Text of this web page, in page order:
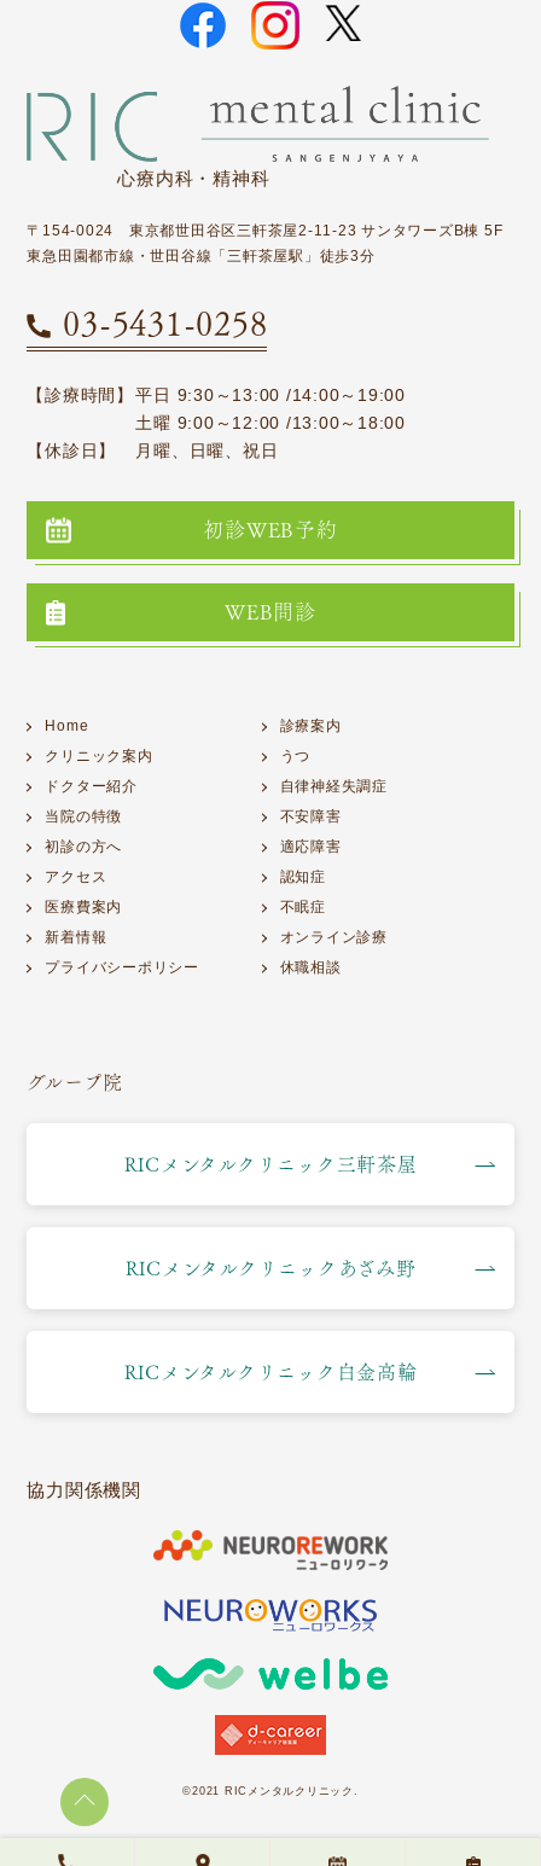
心療内科・精神科
〒154-0024 東京都世田谷区三軒茶屋2-11-23 サンタワーズB棟 5F
東急田園都市線・世田谷線「三軒茶屋駅」徒歩3分
03-5431-0258
【診療時間】 平日 9:30～13:00 /14:00～19:00
土曜 9:00～12:00 /13:00～18:00
【休診日】
月曜、日曜、祝日
初診WEB予約
WEB問診
Home
クリニック案内
ドクター紹介
当院の特徴
初診の方へ
アクセス
医療費案内
新着情報
プライバシーポリシー
診療案内
うつ
自律神経失調症
不安障害
適応障害
認知症
不眠症
オンライン診療
休職相談
グループ院
RICメンタルクリニック三軒茶屋
RICメンタルクリニックあざみ野
RICメンタルクリニック白金高輪
協力関係機関
©2021 RICメンタルクリニック.